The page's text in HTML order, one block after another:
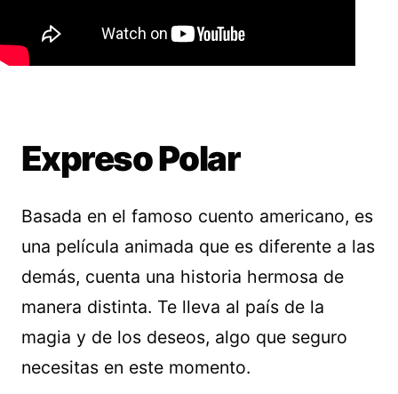
Expreso Polar
Basada en el famoso cuento americano, es
una película animada que es diferente a las
demás, cuenta una historia hermosa de
manera distinta. Te lleva al país de la
magia y de los deseos, algo que seguro
necesitas en este momento.